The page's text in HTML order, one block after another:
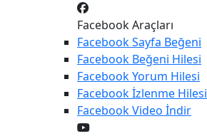
Facebook Araçları
FacebookSayfa Beğeni
Facebook Beğeni Hilesi
FacebookYorum Hilesi
Facebookİzlenme Hilesi
FacebookVideo İndir